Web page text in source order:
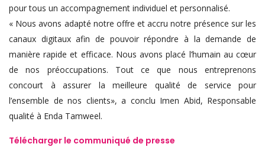
pour tous un accompagnement individuel et personnalisé.
« Nous avons adapté notre offre et accru notre présence sur les
canaux digitaux afin de pouvoir répondre à la demande de
manière rapide et efficace. Nous avons placé l’humain au cœur
de nos préoccupations. Tout ce que nous entreprenons
concourt à assurer la meilleure qualité de service pour
l’ensemble de nos clients», a conclu Imen Abid, Responsable
qualité à Enda Tamweel.
Télécharger le communiqué de presse